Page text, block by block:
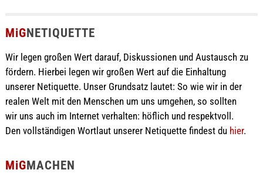
MiGNETIQUETTE
Wir legen großen Wert darauf, Diskussionen und Austausch zu
fördern. Hierbei legen wir großen Wert auf die Einhaltung
unserer Netiquette. Unser Grundsatz lautet: So wie wir in der
realen Welt mit den Menschen um uns umgehen, so sollten
wir uns auch im Internet verhalten: höflich und respektvoll.
Den vollständigen Wortlaut unserer Netiquette findest du hier.
MiGMACHEN